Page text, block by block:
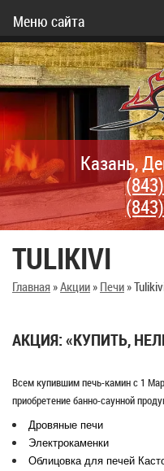
Меню сайта
Казань,
TULIKIVI
Главная»Акции» Печи»
АКЦИЯ: «КУПИТЬ,
Всем купившим печь-камин с 1
приобретение банно-саунной
Дровяные печи
Электрокаменки
Облицовка для печей